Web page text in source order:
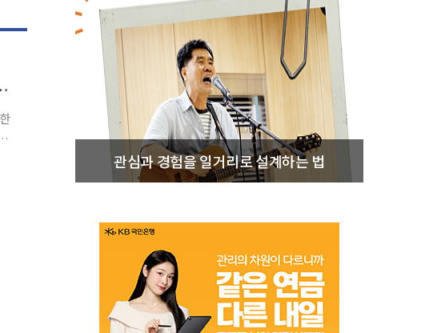
[800兆 희귀질환 시장]
관심과 경험을 일거리로 설계하는 법